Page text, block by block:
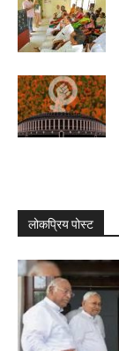
लोकप्रिय पोस्ट